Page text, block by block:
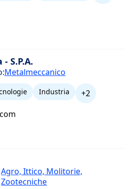
S.P.A.
Metalmeccanico
Industria
+2
Agro, Ittico, Molitorie,
Zootecniche